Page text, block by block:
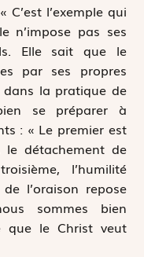
C’est l’exemple qui
n’impose pas ses
Elle sait que le
par ses propres
la pratique de
se préparer à
: « Le premier est
le détachement de
l’humilité
l’oraison repose
sommes bien
que le Christ veut